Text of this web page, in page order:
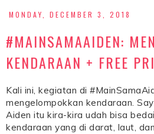
MONDAY, DECEMBER 3, 2018
#MAINSAMAAIDEN:
KENDARAAN + FREE
Kali ini, kegiatan di
mengelompokkan kendaraan.
Aiden itu kira-kira udah bisa
kendaraan yang di darat, laut,